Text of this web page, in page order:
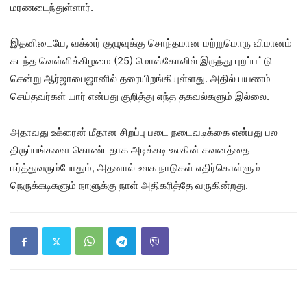
மரணடைந்துள்ளார்.
இதனிடையே, வக்னர் குழுவுக்கு சொந்தமான மற்றுமொரு விமானம்
கடந்த வெள்ளிக்கிழமை (25) மொஸ்கோவில் இருந்து புறப்பட்டு
சென்று ஆர்ஜாபைஜானில் தரையிறங்கியுள்ளது. அதில் பயணம்
செய்தவர்கள் யார் என்பது குறித்து எந்த தகவல்களும் இல்லை.
அதாவது உக்ரைன் மீதான சிறப்பு படை நடைவடிக்கை என்பது பல
திருப்பங்களை கொண்டதாக அடிக்கடி உலகின் கவனத்தை
ஈர்த்துவரும்போதும், அதனால் உலக நாடுகள் எதிர்கொள்ளும்
நெருக்கடிகளும் நாளுக்கு நாள் அதிகரித்தே வருகின்றது.